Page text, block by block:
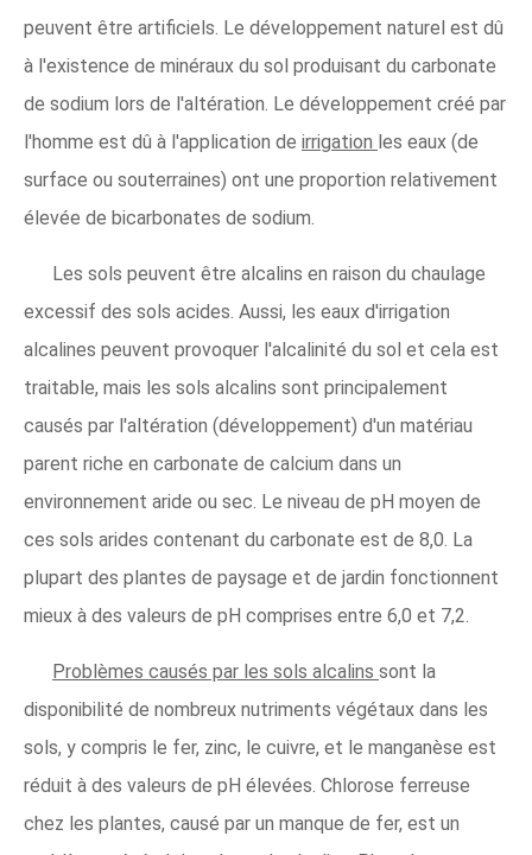
peuvent être artificiels. Le développement naturel est dû
à l'existence de minéraux du sol produisant du carbonate
de sodium lors de l'altération. Le développement créé par
l'homme est dû à l'application de irrigation les eaux (de
surface ou souterraines) ont une proportion relativement
élevée de bicarbonates de sodium.
Les sols peuvent être alcalins en raison du chaulage
excessif des sols acides. Aussi, les eaux d'irrigation
alcalines peuvent provoquer l'alcalinité du sol et cela est
traitable, mais les sols alcalins sont principalement
causés par l'altération (développement) d'un matériau
parent riche en carbonate de calcium dans un
environnement aride ou sec. Le niveau de pH moyen de
ces sols arides contenant du carbonate est de 8,0. La
plupart des plantes de paysage et de jardin fonctionnent
mieux à des valeurs de pH comprises entre 6,0 et 7,2.
Problèmes causés par les sols alcalins sont la
disponibilité de nombreux nutriments végétaux dans les
sols, y compris le fer, zinc, le cuivre, et le manganèse est
réduit à des valeurs de pH élevées. Chlorose ferreuse
chez les plantes, causé par un manque de fer, est un